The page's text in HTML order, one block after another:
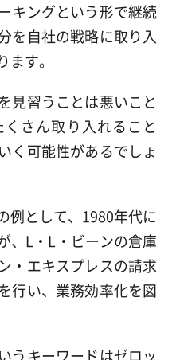
キングという形で継続
を自社の戦略に取り入
す。
見習うことは悪いこと
さん取り入れること
く可能性があるでしょ
例として、1980年代に
、L・L・ビーンの倉庫
・エキスプレスの請求
行い、業務効率化を図
うキーワードはゼロッ